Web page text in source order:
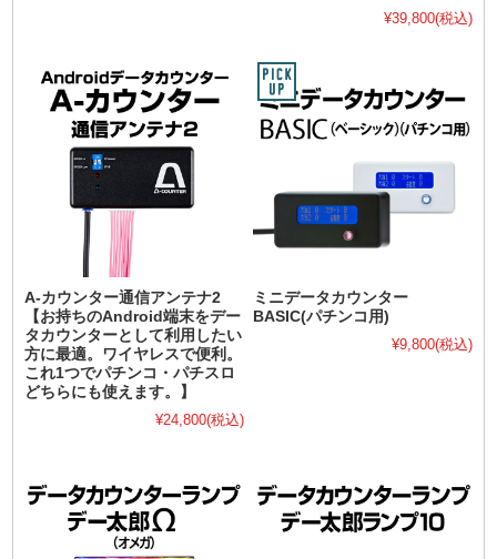
¥39,800(税込)
A-カウンター通信アンテナ2
【お持ちのAndroid端末をデー
タカウンターとして利用したい
方に最適。ワイヤレスで便利。
これ1つでパチンコ・パチスロ
どちらにも使えます。】
¥24,800(税込)
ミニデータカウンター
BASIC(パチンコ用)
¥9,800(税込)